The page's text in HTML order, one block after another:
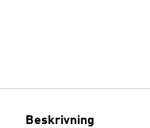
Beskrivning